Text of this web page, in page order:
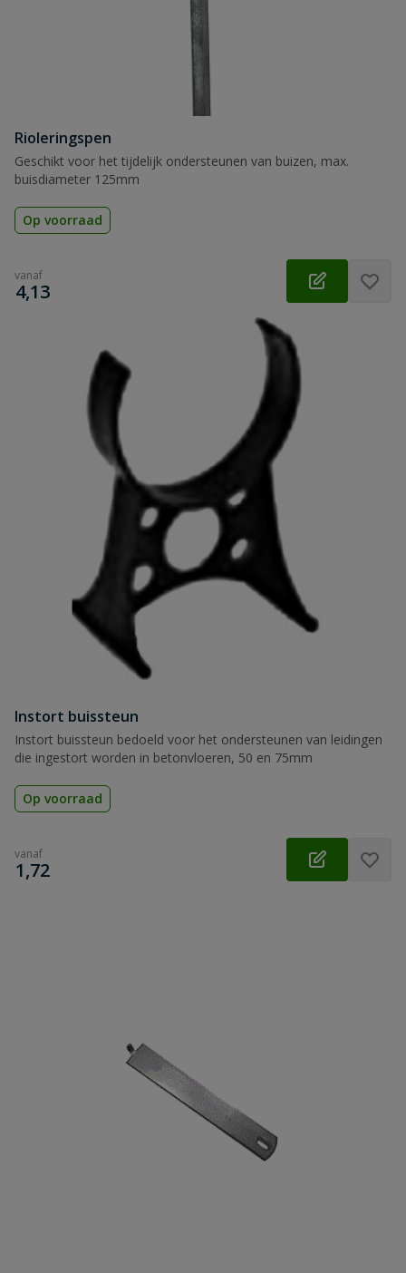
Rioleringspen
Geschikt voor het tijdelijk ondersteunen van buizen, max.
buisdiameter 125mm
Op voorraad
vanaf
€
4,13
Instort buissteun
Instort buissteun bedoeld voor het ondersteunen van leidingen
die ingestort worden in betonvloeren, 50 en 75mm
Op voorraad
vanaf
€
1,72